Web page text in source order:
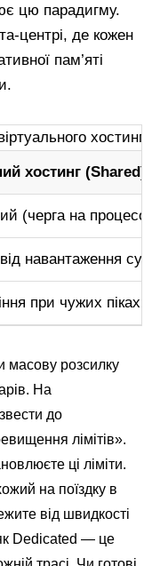
цю парадигму.
центрі, де кожен
пам’яті
хостинг (Shared)
(черга на
навантаження
при чужих піках
масову розсилку
На
до
лімітів».
ці ліміти.
на поїздку в
від швидкості
як Dedicated — це